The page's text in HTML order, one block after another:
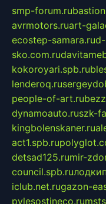
smp-forum.ru
avrmotors.ruart-
ecostep-samara.ru
sko.com.ru
kokoroyari.spb.ru
lenderoq.ru
people-of-art.ru
dynamoauto.ruszk-
kingbolenskaner.ru
act1.spb.ru
detsad125.rumir-
council.spb.ru
iclub.net.rugazon-
pylesostineco.ru